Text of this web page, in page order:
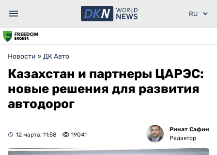
Новости » ДК Авто
Казахстан и партнеры ЦАРЭС:
новые решения для развития
автодорог
12 марта, 11:58 19041
Ринат Сафин
Редактор